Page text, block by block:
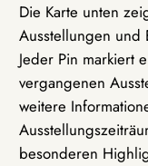
Die Karte unten
Ausstellungen und
Jeder Pin markiert
vergangenen
weitere
besonderen